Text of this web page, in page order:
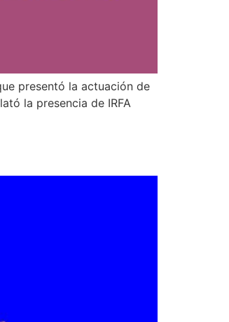
presentó la actuación de
la presencia de IRFA